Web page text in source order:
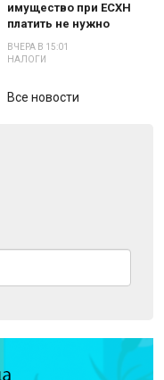
имущество при ЕСХН
платить не нужно
ВЧЕРА В 15:01
НАЛОГИ
Все новости